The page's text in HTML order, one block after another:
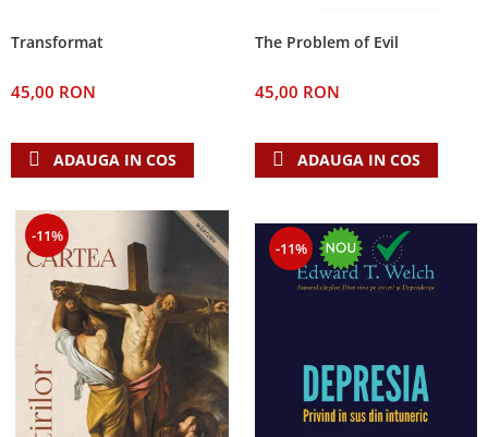
Transformat
45,00 RON
ADAUGA IN COS
The Problem of Evil
45,00 RON
ADAUGA IN COS
-11%
-11%